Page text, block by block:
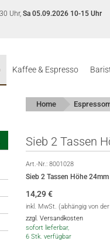
Uhr, Sa 05.09.2026 10-15 Uhr
Kaffee & Espresso
Home
Sieb 2 Tassen
Art.-Nr.: 8001028
Sieb 2 Tassen Höhe
14,29€
inkl. MwSt. (abhängig von
zzgl. Versandkosten
sofort lieferbar,
6 Stk. verfügbar